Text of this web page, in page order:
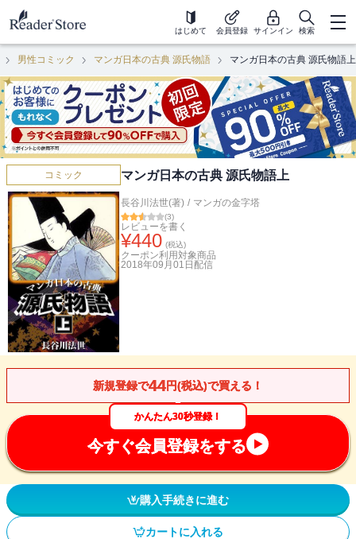
はじめて 会員登録 サインイン 検索
男性コミック マンガ日本の古典 源氏物語 マンガ日本の古典 源氏物語上
コミック マンガ日本の古典 源氏物語上
長谷川法世(著) / マンガの金字塔
(3)
レビューを書く
¥440 (税込)
クーポン利用対象商品
2018年09月01日 配信
新規登録で44円(税込)で買える！
かんたん30秒登録！
今すぐ会員登録をする
購入手続きに進む
カートに入れる